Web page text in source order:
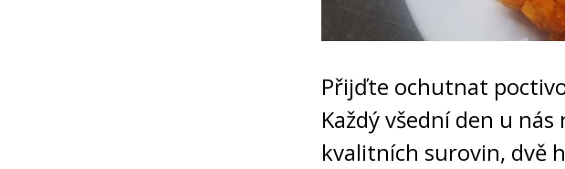
Přijďte ochutnat
Každý všední den u
kvalitních surovin, dvě